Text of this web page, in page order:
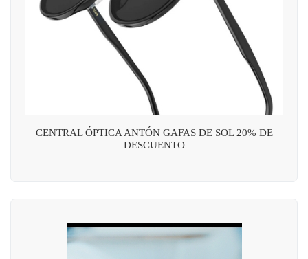
CENTRAL ÓPTICA ANTÓN GAFAS DE SOL 20% DE
DESCUENTO